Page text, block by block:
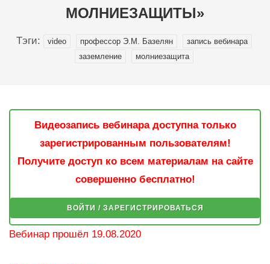
МОЛНИЕЗАЩИТЫ»
Тэги: video профессор Э.М. Базелян
запись вебинара
заземление
молниезащита
Видеозапись вебинара доступна только
зарегистрированным пользователям!
Получите доступ ко всем материалам на сайте
совершенно бесплатно!
ВОЙТИ / ЗАРЕГИСТРИРОВАТЬСЯ
Вебинар прошёл 19.08.2020